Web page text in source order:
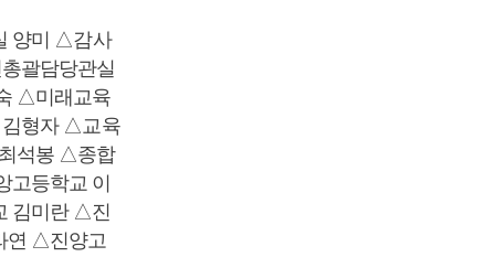
양미 △감사
괄담당관실
△미래교육
김형자 △교육
석봉 △종합
등학교 이
김미란 △진
연 △진양고